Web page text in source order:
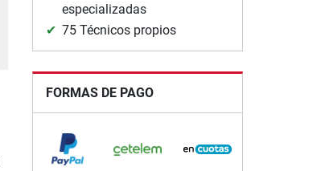
especializadas
75 Técnicos propios
FORMAS DE PAGO